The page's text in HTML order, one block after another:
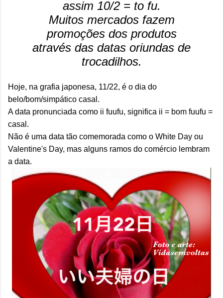
assim 10/2 = to fu.
Muitos mercados fazem
promoções dos produtos
através das datas oriundas de
trocadilhos.
Hoje, na grafia japonesa, 11/22, é o dia do
belo/bom/simpático casal.
A data pronunciada como ii fuufu, significa ii = bom fuufu =
casal.
Não é uma data tão comemorada como o White Day ou
Valentine's Day, mas alguns ramos do comércio lembram
a data.